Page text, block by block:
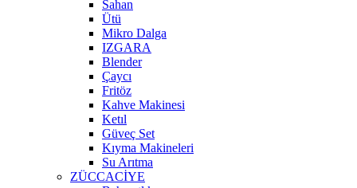
Sahan
Ütü
Mikro Dalga
IZGARA
Blender
Çaycı
Fritöz
Kahve Makinesi
Ketıl
Güveç Set
Kıyma Makineleri
Su Arıtma
ZÜCCACİYE